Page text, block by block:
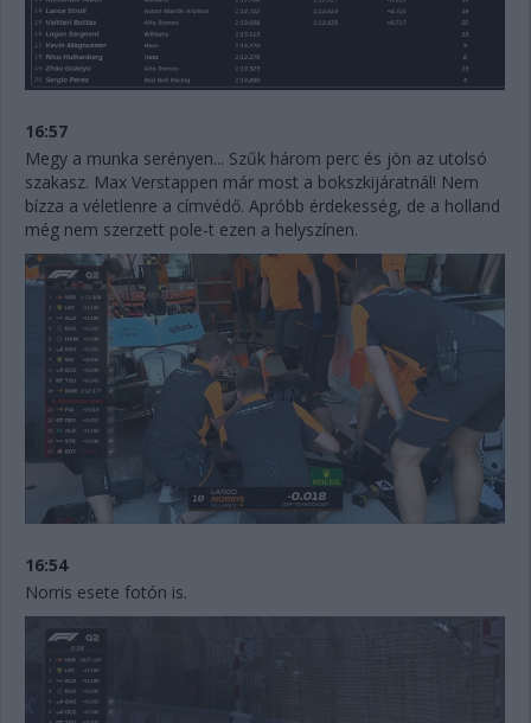
16:57
Megy a munka serényen... Szűk három perc és jön az utolsó
szakasz. Max Verstappen már most a bokszkijáratnál! Nem
bízza a véletlenre a címvédő. Apróbb érdekesség, de a holland
még nem szerzett pole-t ezen a helyszínen.
16:54
Norris esete fotón is.